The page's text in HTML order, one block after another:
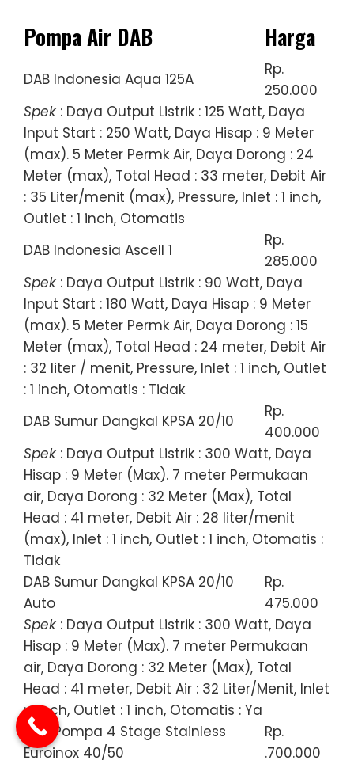
Pompa Air DAB Harga
DAB Indonesia Aqua 125A
Rp.
250.000
Spek : Daya Output Listrik : 125 Watt, Daya
Input Start : 250 Watt, Daya Hisap : 9 Meter
(max). 5 Meter Permk Air, Daya Dorong : 24
Meter (max), Total Head : 33 meter, Debit Air
: 35 Liter/menit (max), Pressure, Inlet : 1 inch,
Outlet : 1 inch, Otomatis
DAB Indonesia Ascell 1
Rp.
285.000
Spek : Daya Output Listrik : 90 Watt, Daya
Input Start : 180 Watt, Daya Hisap : 9 Meter
(max). 5 Meter Permk Air, Daya Dorong : 15
Meter (max), Total Head : 24 meter, Debit Air
: 32 liter / menit, Pressure, Inlet : 1 inch, Outlet
: 1 inch, Otomatis : Tidak
DAB Sumur Dangkal KPSA 20/10
Rp.
400.000
Spek : Daya Output Listrik : 300 Watt, Daya
Hisap : 9 Meter (Max). 7 meter Permukaan
air, Daya Dorong : 32 Meter (Max), Total
Head : 41 meter, Debit Air : 28 liter/menit
(max), Inlet : 1 inch, Outlet : 1 inch, Otomatis :
Tidak
DAB Sumur Dangkal KPSA 20/10
Auto
Rp.
475.000
Spek : Daya Output Listrik : 300 Watt, Daya
Hisap : 9 Meter (Max). 7 meter Permukaan
air, Daya Dorong : 32 Meter (Max), Total
Head : 41 meter, Debit Air : 32 Liter/Menit, Inlet
: 1 inch, Outlet : 1 inch, Otomatis : Ya
DAB Pompa 4 Stage Stainless
Euroinox 40/50
Rp.
.700.000